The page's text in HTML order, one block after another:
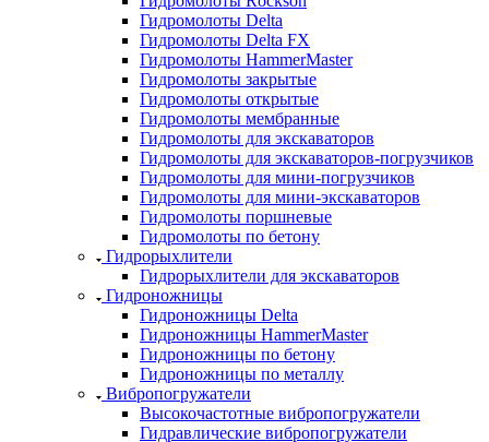
Гидромолоты Delta
Гидромолоты Delta FX
Гидромолоты HammerMaster
Гидромолоты закрытые
Гидромолоты открытые
Гидромолоты мембранные
Гидромолоты для экскаваторов
Гидромолоты для экскаваторов-погрузчиков
Гидромолоты для мини-погрузчиков
Гидромолоты для мини-экскаваторов
Гидромолоты поршневые
Гидромолоты по бетону
Гидрорыхлители
Гидрорыхлители для экскаваторов
Гидроножницы
Гидроножницы Delta
Гидроножницы HammerMaster
Гидроножницы по бетону
Гидроножницы по металлу
Вибропогружатели
Высокочастотные вибропогружатели
Гидравлические вибропогружатели